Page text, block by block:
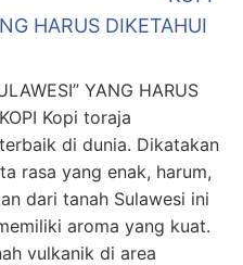
HARUS DIKETAHUI
YANG HARUS
Kopi toraja
di dunia. Dikatakan
rasa yang enak, harum,
dari tanah Sulawesi ini
aroma yang kuat.
vulkanik di area